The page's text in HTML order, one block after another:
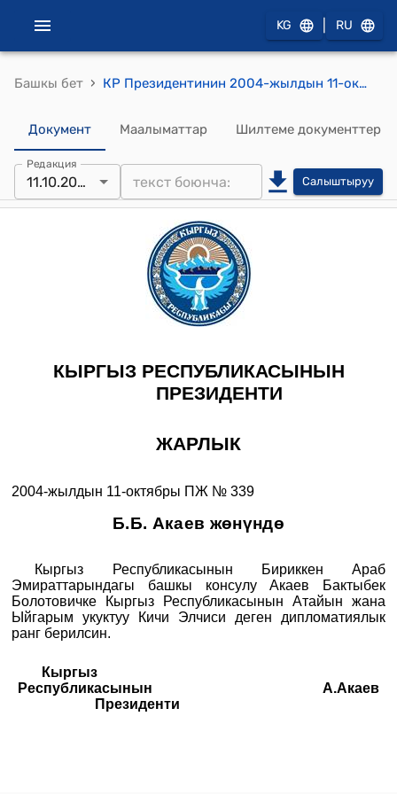
KG RU
Башкы бет › КР Президентинин 2004-жылдын 11-октябрындагы ПЖ № 339 "Б.Б. Акаев жөнүндө" Жарлыгы
Документ Маалыматтар Шилтеме документтер
Редакция
11.10.2004 Салыштыруу